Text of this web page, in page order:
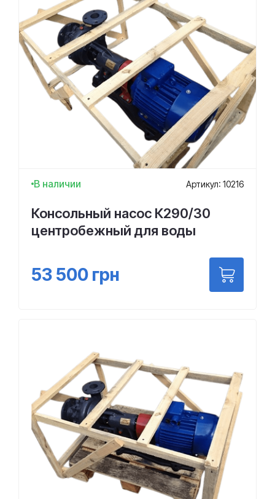
В наличии Артикул: 10216
Консольный насос К290/30
центробежный для воды
53 500 грн